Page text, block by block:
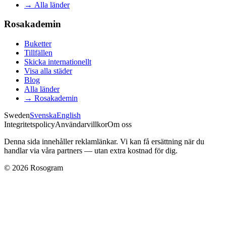
→ Alla länder
Rosakademin
Buketter
Tillfällen
Skicka internationellt
Visa alla städer
Blog
Alla länder
→ Rosakademin
SwedenSvenskaEnglish
IntegritetspolicyAnvändarvillkorOm oss
Denna sida innehåller reklamlänkar. Vi kan få ersättning när du
handlar via våra partners — utan extra kostnad för dig.
© 2026 Rosogram